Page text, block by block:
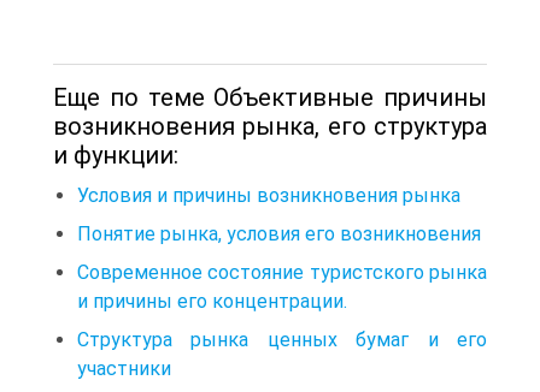
Еще по теме Объективные причины
возникновения рынка, его структура
и функции:
Условия и причины возникновения рынка
Понятие рынка, условия его возникновения
Современное состояние туристского рынка
и причины его концентрации.
Структура рынка ценных бумаг и его
участники